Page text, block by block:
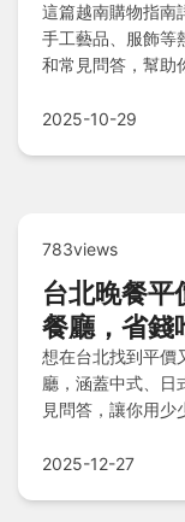
這篇越南購物指南
手工藝品、服飾等
和常見問答，幫助
2025-10-29
783views
台北晚餐平
餐廳，省錢
想在台北找到平價
廳，涵蓋中式、日
見問答，讓你用少
2025-12-27